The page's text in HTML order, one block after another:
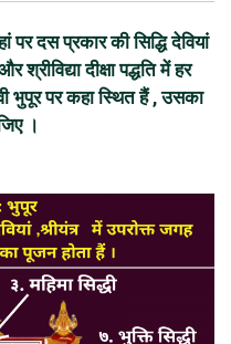
दस प्रकार की सिद्धि देवियां
दीक्षा पद्धति में हर
भुपूर पर कहा स्थित हैं , उसका
।